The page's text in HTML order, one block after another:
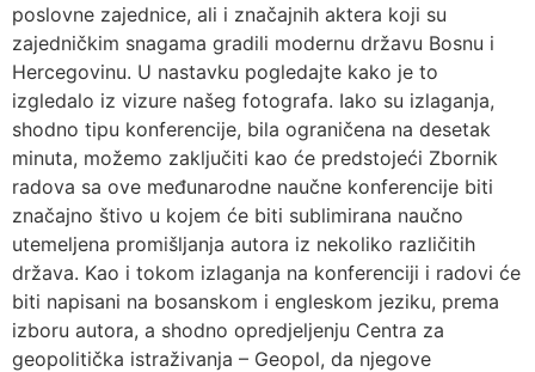
poslovne zajednice, ali i značajnih aktera koji su
zajedničkim snagama gradili modernu državu Bosnu i
Hercegovinu. U nastavku pogledajte kako je to
izgledalo iz vizure našeg fotografa. Iako su izlaganja,
shodno tipu konferencije, bila ograničena na desetak
minuta, možemo zaključiti kao će predstojeći Zbornik
radova sa ove međunarodne naučne konferencije biti
značajno štivo u kojem će biti sublimirana naučno
utemeljena promišljanja autora iz nekoliko različitih
država. Kao i tokom izlaganja na konferenciji i radovi će
biti napisani na bosanskom i engleskom jeziku, prema
izboru autora, a shodno opredjeljenju Centra za
geopolitička istraživanja – Geopol, da njegove